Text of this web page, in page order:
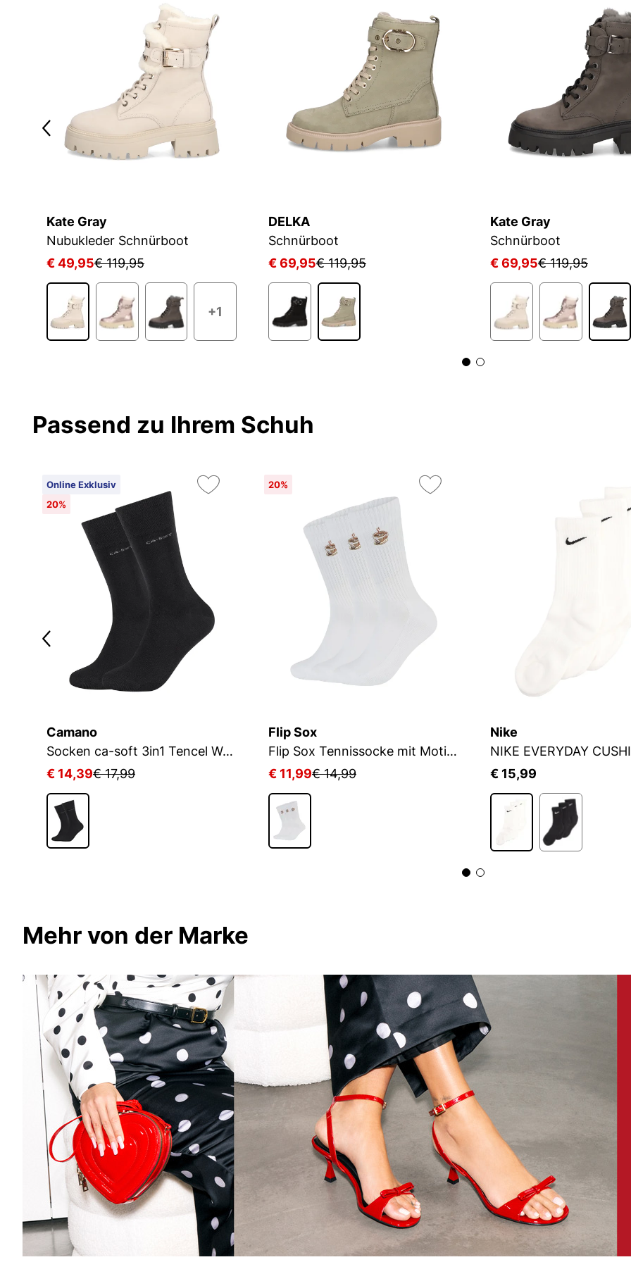
Kate Gray
Nubukleder Schnürboot
€ 49,95€ 119,95
+1
DELKA
Schnürboot
€ 69,95€ 119,95
Kate Gray
Schnürboot
€ 69,95€ 119,95
Passend zu Ihrem Schuh
Online Exklusiv
20%
Camano
Socken ca-soft 3in1 Tencel Wolle Bambus
€ 14,39€ 17,99
20%
Flip Sox
Flip Sox Tennissocke mit Motiv Flip Sox Tennissocke mit Motiv
€ 11,99€ 14,99
Nike
NIKE EVERYDAY
€ 15,99
Mehr von der Marke